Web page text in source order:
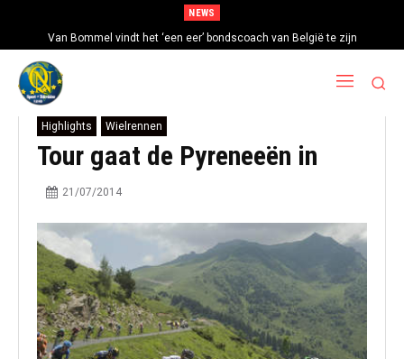
NEWS
Van Bommel vindt het ‘een eer’ bondscoach van België te zijn
Highlights Wielrennen
Tour gaat de Pyreneeën in
21/07/2014